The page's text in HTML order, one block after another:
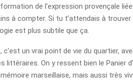
de l’expression provençale
à compter. Si tu t’attendais à
est plus subtile que ça.
c’est un vrai point de vie du quartier,
littéraires. On y ressent bien le Panier
marseillaise, mais aussi très